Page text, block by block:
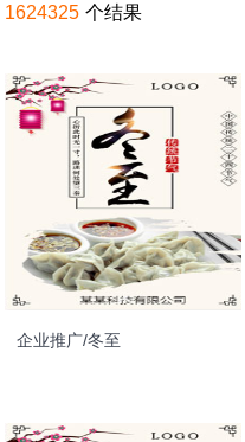
1624325 个结果
企业推广/冬至